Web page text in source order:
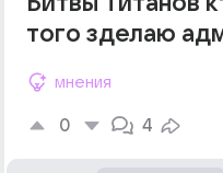
того зделаю
мнения
0 4